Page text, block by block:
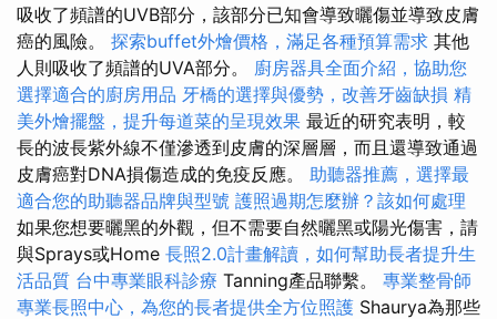
吸收了頻譜的UVB部分，該部分已知會導致曬傷並導致皮膚
癌的風險。 探索buffet外燴價格，滿足各種預算需求 其他
人則吸收了頻譜的UVA部分。 廚房器具全面介紹，協助您
選擇適合的廚房用品 牙橋的選擇與優勢，改善牙齒缺損 精
美外燴擺盤，提升每道菜的呈現效果 最近的研究表明，較
長的波長紫外線不僅滲透到皮膚的深層層，而且還導致通過
皮膚癌對DNA損傷造成的免疫反應。 助聽器推薦，選擇最
適合您的助聽器品牌與型號 護照過期怎麼辦？該如何處理
如果您想要曬黑的外觀，但不需要自然曬黑或陽光傷害，請
與Sprays或Home 長照2.0計畫解讀，如何幫助長者提升生
活品質 台中專業眼科診療 Tanning產品聯繫。 專業整骨師
專業長照中心，為您的長者提供全方位照護 Shaurya為那些